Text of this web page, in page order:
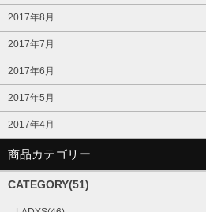
2017年8月
2017年7月
2017年6月
2017年5月
2017年4月
商品カテゴリー
CATEGORY(51)